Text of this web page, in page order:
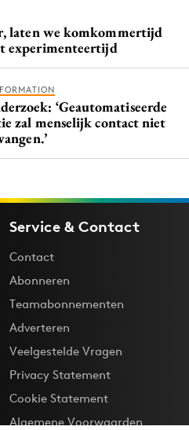
laten we komkommertijd
experimenteertijd
‘Geautomatiseerde
zal menselijk contact niet
Service & Contact
Contact
Abonneren
Teamabonnementen
Adverteren
Veelgestelde Vragen
Privacy Statement
Cookie Statement
Algemene Voorwaarden